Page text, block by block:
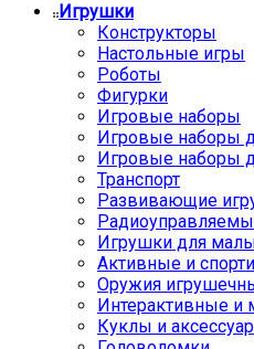
Игрушки
Конструкторы
Настольные игры
Роботы
Фигурки
Игровые наборы
Игровые наборы
Игровые наборы
Транспорт
Развивающие
Игрушки для
Активные и
Оружия
Интерактивные
Куклы и